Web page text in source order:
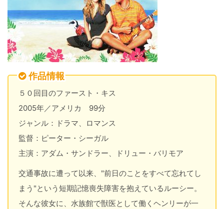
作品情報
５０回目のファースト・キス
2005年／アメリカ 99分
ジャンル：ドラマ、ロマンス
監督：ピーター・シーガル
主演：アダム・サンドラー、ドリュー・バリモア
交通事故に遭って以来、"前日のことをすべて忘れてし
まう"という短期記憶喪失障害を抱えているルーシー。
そんな彼女に、水族館で獣医として働くヘンリーが一